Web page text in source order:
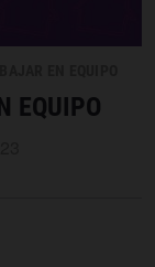
EQUIPO